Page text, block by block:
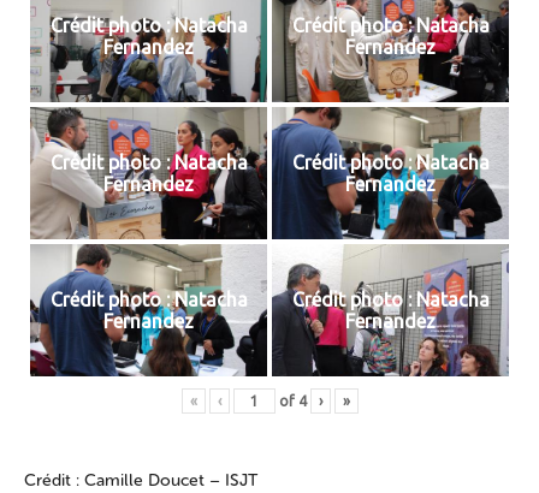
Crédit photo : Natacha
Fernandez
Crédit photo : Natacha
Fernandez
Crédit photo : Natacha
Fernandez
Crédit photo : Natacha
Fernandez
Crédit photo : Natacha
Fernandez
Crédit photo : Natacha
Fernandez
« ‹ of 4 › »
Crédit : Camille Doucet – ISJT